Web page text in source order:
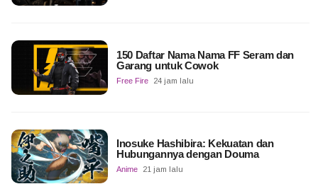
150 Daftar Nama Nama FF Seram dan
Garang untuk Cowok
Free Fire 24 jam lalu
Inosuke Hashibira: Kekuatan dan
Hubungannya dengan Douma
Anime 21 jam lalu